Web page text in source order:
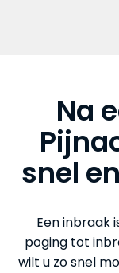
Na
snel
Een inbraak
poging tot
wilt u zo snel